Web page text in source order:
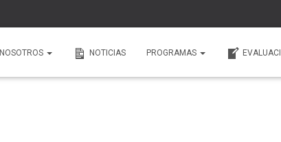
NOSOTROS NOTICIAS PROGRAMAS